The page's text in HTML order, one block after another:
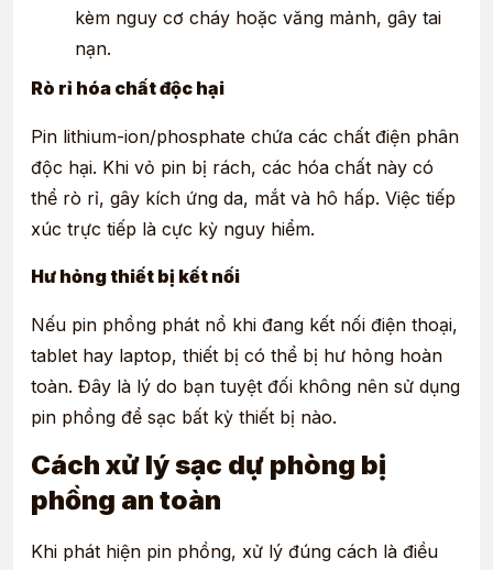
kèm nguy cơ cháy hoặc văng mảnh, gây tai
nạn.
Rò rỉ hóa chất độc hại
Pin lithium-ion/phosphate chứa các chất điện phân
độc hại. Khi vỏ pin bị rách, các hóa chất này có
thể rò rỉ, gây kích ứng da, mắt và hô hấp. Việc tiếp
xúc trực tiếp là cực kỳ nguy hiểm.
Hư hỏng thiết bị kết nối
Nếu pin phồng phát nổ khi đang kết nối điện thoại,
tablet hay laptop, thiết bị có thể bị hư hỏng hoàn
toàn. Đây là lý do bạn tuyệt đối không nên sử dụng
pin phồng để sạc bất kỳ thiết bị nào.
Cách xử lý sạc dự phòng bị
phồng an toàn
Khi phát hiện pin phồng, xử lý đúng cách là điều